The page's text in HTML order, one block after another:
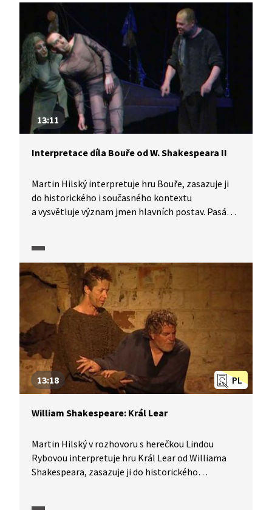
13:11
Interpretace díla Bouře od W. Shakespeara II
Martin Hilský interpretuje hru Bouře, zasazuje ji
do historického i současného kontextu
a vysvětluje význam jmen hlavních postav. Pasáž
PL
13:18
William Shakespeare: Král Lear
Martin Hilský v rozhovoru s herečkou Lindou
Rybovou interpretuje hru Král Lear od Williama
Shakespeara, zasazuje ji do historického